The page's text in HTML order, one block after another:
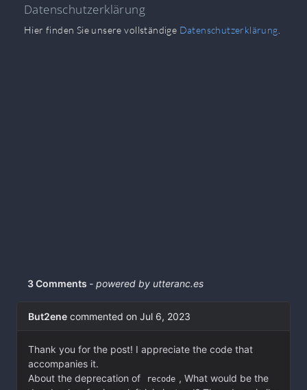
Datenschutzerklärung
Hier finden Sie unsere vollständige Datenschutzerklärung